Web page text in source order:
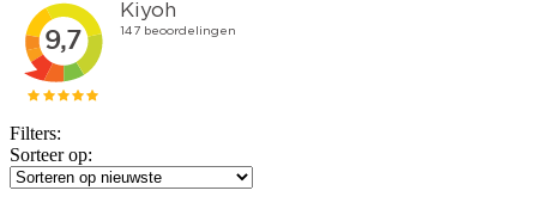
Filters:
Sorteer op: